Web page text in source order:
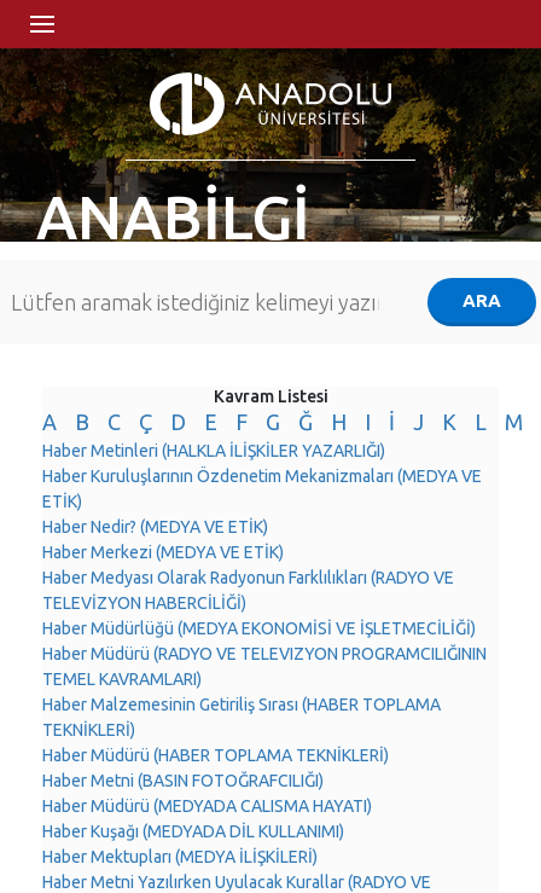
ANABİLGİ
Kavram Listesi
A B C Ç D E F G Ğ H I İ J K L M
Haber Metinleri (HALKLA İLİŞKİLER YAZARLIĞI)
Haber Kuruluşlarının Özdenetim Mekanizmaları (MEDYA VE
ETİK)
Haber Nedir? (MEDYA VE ETİK)
Haber Merkezi (MEDYA VE ETİK)
Haber Medyası Olarak Radyonun Farklılıkları (RADYO VE
TELEVİZYON HABERCİLİĞİ)
Haber Müdürlüğü (MEDYA EKONOMİSİ VE İŞLETMECİLİĞİ)
Haber Müdürü (RADYO VE TELEVIZYON PROGRAMCILIĞININ
TEMEL KAVRAMLARI)
Haber Malzemesinin Getiriliş Sırası (HABER TOPLAMA
TEKNİKLERİ)
Haber Müdürü (HABER TOPLAMA TEKNİKLERİ)
Haber Metni (BASIN FOTOĞRAFCILIĞI)
Haber Müdürü (MEDYADA CALISMA HAYATI)
Haber Kuşağı (MEDYADA DİL KULLANIMI)
Haber Mektupları (MEDYA İLİŞKİLERİ)
Haber Metni Yazılırken Uyulacak Kurallar (RADYO VE